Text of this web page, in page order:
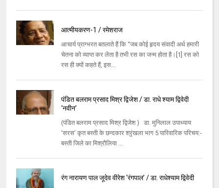
आत्मीयकरण-1 / रमेशराज
आचार्य प्राग्भरत बतलाते हैं कि ‘‘जब कोई हृदय संवादी अर्थ हमारी
चेतना को व्याप्त कर लेता है तभी रस का जन्म होता है।[1] रस को
रस ही क्यों कहते हैं, इस...
पंडित बलराम प्रसाद मिश्र द्विजेश / डा. राधे श्याम द्विवेदी
‘नवीन’
(पंडित बलराम प्रसाद मिश्र द्विजेश ) डा. मुनिलाल उपाध्याय
‘सरस’ कृत बस्ती के छन्दकार श्रृंखला भाग 5 पारिवारिक परिचय:-
बस्ती जिले का मिश्रौलिया ...
रंग नारायण पाल जूदेव वीरेश ‘रंगपाल’ / डा. राधेश्याम द्विवेदी